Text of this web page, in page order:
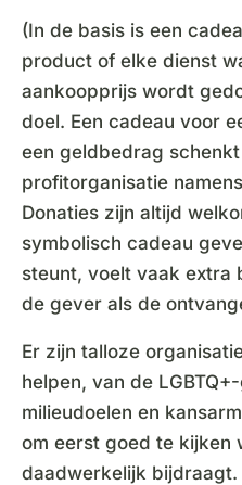
(In de basis is een
product of elke dienst
aankoopprijs wordt
doel. Een cadeau voor
een geldbedrag
profitorganisatie
Donaties zijn altijd
symbolisch cadeau
steunt, voelt vaak extra
de gever als de
Er zijn talloze
helpen, van de
milieudoelen en
om eerst goed te kijken
daadwerkelijk bijdraagt.